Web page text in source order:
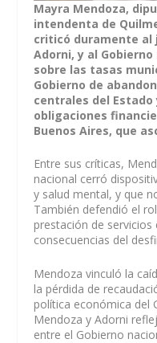
Mayra Mendoza,
intendenta de
criticó duramente al
Adorni, y al
sobre las tasas
Gobierno de
centrales del Estado
obligaciones
Buenos Aires, que
Entre sus críticas,
nacional cerró
y salud mental, y que
También defendió el
prestación de
consecuencias del
Mendoza vinculó la
la pérdida de
política económica del
Mendoza y Adorni
entre el Gobierno